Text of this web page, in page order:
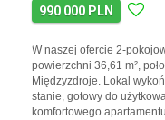
990 000 PLN
W naszej ofercie 2-
powierzchni 36,61 m²,
Międzyzdroje. Lokal
stanie, gotowy do
komfortowego